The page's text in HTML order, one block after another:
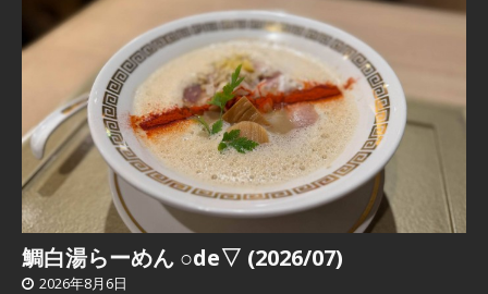
鯛白湯らーめん ○de▽ (2026/07)
2026年8月6日